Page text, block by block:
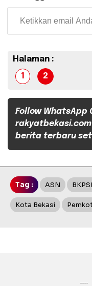
Ketikkan email Anda...
Halaman :
1
2
Follow WhatsApp
berita terbaru
Tag : ASN
Kota Bekasi